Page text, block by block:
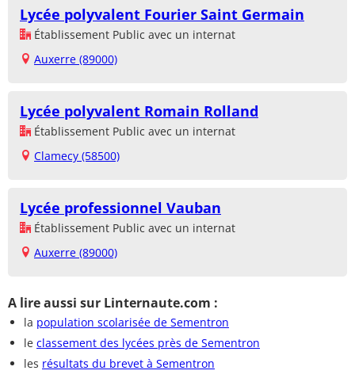
Lycée polyvalent Fourier Saint Germain
Établissement Public avec un internat
Auxerre (89000)
Lycée polyvalent Romain Rolland
Établissement Public avec un internat
Clamecy (58500)
Lycée professionnel Vauban
Établissement Public avec un internat
Auxerre (89000)
A lire aussi sur Linternaute.com :
la population scolarisée de Sementron
le classement des lycées près de Sementron
les résultats du brevet à Sementron